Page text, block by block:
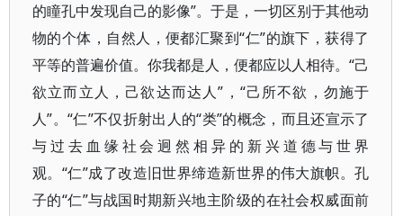
的瞳孔中发现自己的影像”。于是，一切区别于其他动
物的个体，自然人，便都汇聚到“仁”的旗下，获得了
平等的普遍价值。你我都是人，便都应以人相待。“己
欲立而立人，己欲达而达人”，“己所不欲，勿施于
人”。“仁”不仅折射出人的“类”的概念，而且还宣示了
与过去血缘社会迥然相异的新兴道德与世界
观。“仁”成了改造旧世界缔造新世界的伟大旗帜。孔
子的“仁”与战国时期新兴地主阶级的在社会权威面前